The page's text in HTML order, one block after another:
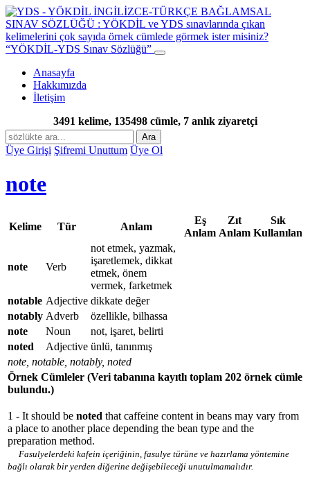
“YÖKDİL-YDS Sınav Sözlüğü”
Anasayfa
Hakkımızda
İletişim
3491 kelime, 135498 cümle, 7 anlık ziyaretçi
Ara
Üye Girişi Şifremi Unuttum Üye Ol
note
Kelime Tür Anlam
Eş
Anlam
Zıt
Anlam
Sık
Kullanılan
note Verb
not etmek, yazmak,
işaretlemek, dikkat
etmek, önem
vermek, farketmek
notable Adjective dikkate değer
notably Adverb
özellikle, bilhassa
note
Noun
not, işaret, belirti
noted
Adjective ünlü, tanınmış
note, notable, notably, noted
Örnek Cümleler (Veri tabanına kayıtlı toplam 202 örnek cümle
bulundu.)
1 - It should be noted that caffeine content in beans may vary from
a place to another place depending the bean type and the
preparation method.
Fasulyelerdeki kafein içeriğinin, fasulye türüne ve hazırlama yöntemine
bağlı olarak bir yerden diğerine değişebileceği unutulmamalıdır.